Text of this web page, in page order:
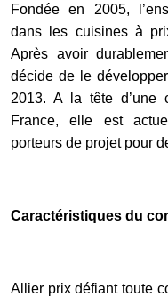
Fondée en 2005,
dans les cuisines à
Après avoir
décide de le
2013. A la tête d’une
France, elle est
porteurs de projet pour
Caractéristiques du
Allier prix défiant toute